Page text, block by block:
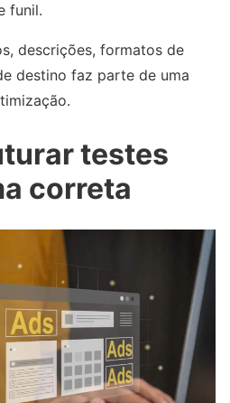
funil.
descrições, formatos de
destino faz parte de uma
testes
correta